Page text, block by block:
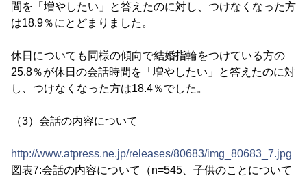
間を「増やしたい」と答えたのに対し、つけなくなった方
は18.9％にとどまりました。
休日についても同様の傾向で結婚指輪をつけている方の
25.8％が休日の会話時間を「増やしたい」と答えたのに対
し、つけなくなった方は18.4％でした。
（3）会話の内容について
http://www.atpress.ne.jp/releases/80683/img_80683_7.jpg
図表7:会話の内容について（n=545、子供のことについて